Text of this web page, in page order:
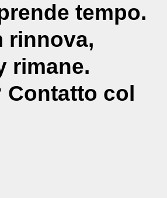
tempo.
rinnova,
rimane.
col